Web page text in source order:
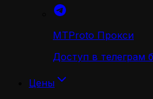
MTProto Прокси
Доступ в телеграм
Цены